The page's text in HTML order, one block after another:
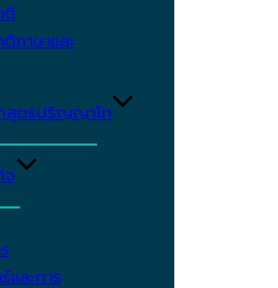
ติ
ภาษาและ
สูตรปริญญาโท
จ
ละการ